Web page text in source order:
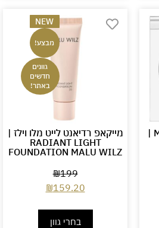
Malu Wilz Cheeky Glow |
NEW
מבצע!
גוונים
חדשים
באתר!
מייקאפ רדיאנט לייט מלו וילז |
RADIANT LIGHT
FOUNDATION MALU WILZ
₪199
₪159.20
בחרי גוון